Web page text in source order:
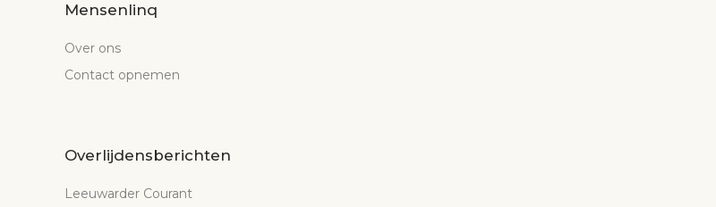
Mensenlinq
Over ons
Contact opnemen
Overlijdensberichten
Leeuwarder Courant